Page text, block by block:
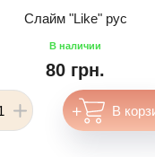
Слайм "Like" рус
80 грн.